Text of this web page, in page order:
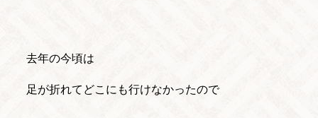
去年の今頃は
足が折れてどこにも行けなかったので